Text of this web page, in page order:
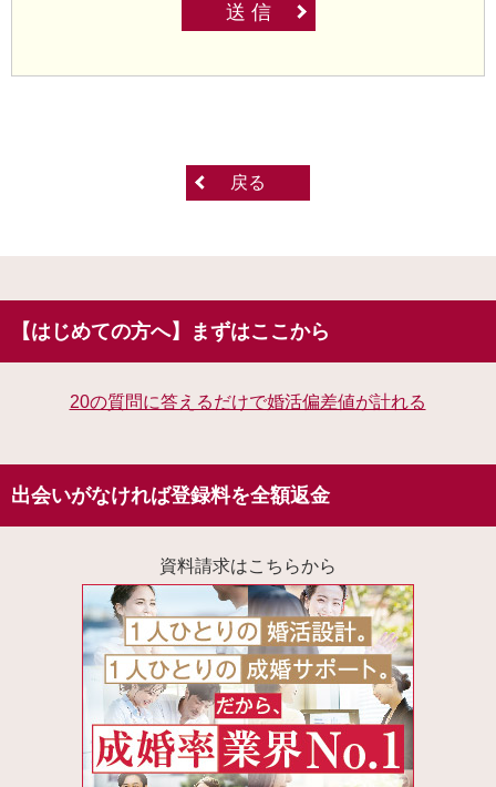
送 信
戻る
【はじめての方へ】まずはここから
20の質問に答えるだけで婚活偏差値が計れる
出会いがなければ登録料を全額返金
資料請求はこちらから